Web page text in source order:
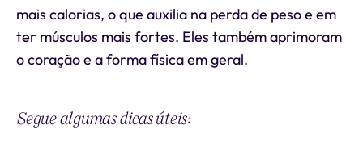
mais calorias, o que auxilia na perda de peso e em
ter músculos mais fortes. Eles também aprimoram
o coração e a forma física em geral.
Segue algumas dicas úteis: